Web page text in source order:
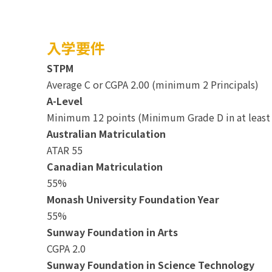
入学要件
STPM
Average C or CGPA 2.00 (minimum 2 Principals)
A-Level
Minimum 12 points (Minimum Grade D in at
Australian Matriculation
ATAR 55
Canadian Matriculation
55%
Monash University Foundation Year
55%
Sunway Foundation in Arts
CGPA 2.0
Sunway Foundation in Science Technology